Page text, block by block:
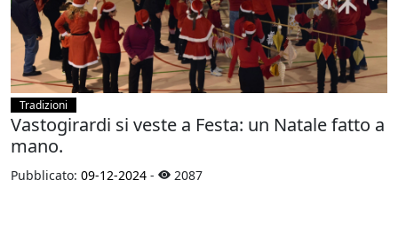
Tradizioni
Vastogirardi si veste a Festa: un Natale fatto a
mano.
Pubblicato: 09-12-2024 - 2087